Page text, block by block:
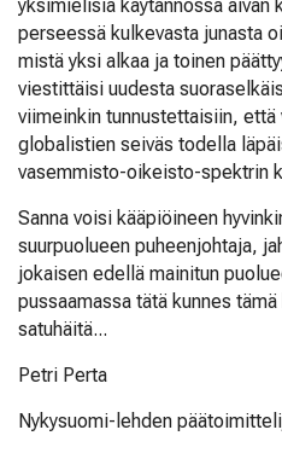
yksimielisiä käytännössä
perseessä kulkevasta junasta
mistä yksi alkaa ja toinen
viestittäisi uudesta
viimeinkin tunnustettaisiin,
globalistien seiväs todella
vasemmisto-oikeisto-spektrin
Sanna voisi kääpiöineen
suurpuolueen puheenjohtaja,
jokaisen edellä mainitun
pussaamassa tätä kunnes
satuhäitä...
Petri Perta
Nykysuomi-lehden